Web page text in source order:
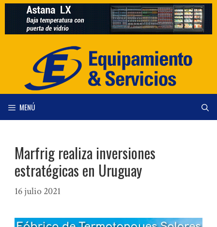
Saltar
contenido
MENÚ
Marfrig realiza inversiones
estratégicas en Uruguay
16 julio 2021